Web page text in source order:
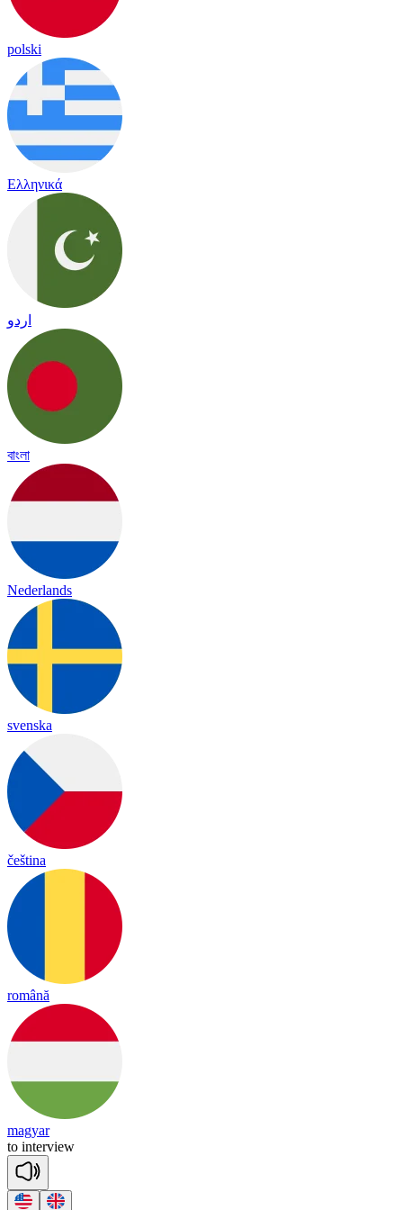
polski
Ελληνικά
اردو
বাংলা
Nederlands
svenska
čeština
română
magyar
to interview